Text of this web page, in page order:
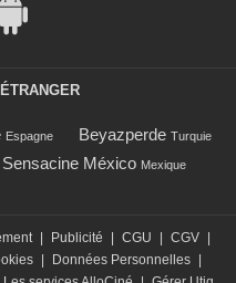
Espagne Beyazperde Turquie
Sensacine México Mexique
Publicité CGU CGV
Données Personnelles